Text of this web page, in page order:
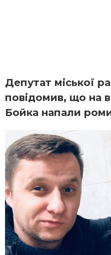
Депутат міської
повідомив, що на
Бойка напали